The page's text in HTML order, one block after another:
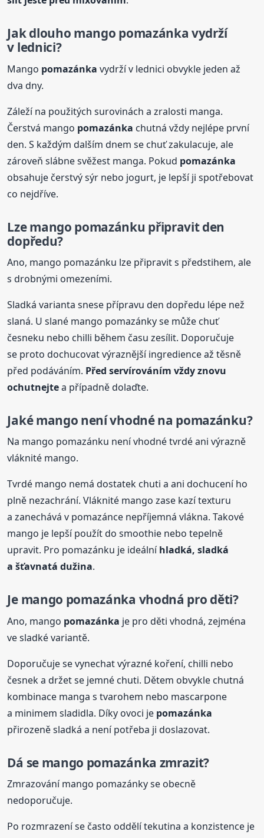
Jak dlouho mango pomazánka vydrží
v lednici?
Mango pomazánka vydrží v lednici obvykle jeden až
dva dny.
Záleží na použitých surovinách a zralosti manga.
Čerstvá mango pomazánka chutná vždy nejlépe první
den. S každým dalším dnem se chuť zakulacuje, ale
zároveň slábne svěžest manga. Pokud pomazánka
obsahuje čerstvý sýr nebo jogurt, je lepší ji spotřebovat
co nejdříve.
Lze mango pomazánku připravit den
dopředu?
Ano, mango pomazánku lze připravit s předstihem, ale
s drobnými omezeními.
Sladká varianta snese přípravu den dopředu lépe než
slaná. U slané mango pomazánky se může chuť
česneku nebo chilli během času zesílit. Doporučuje
se proto dochucovat výraznější ingredience až těsně
před podáváním. Před servírováním vždy znovu
ochutnejtea případně dolaďte.
Jaké mango není vhodné na pomazánku?
Na mango pomazánku není vhodné tvrdé ani výrazně
vláknité mango.
Tvrdé mango nemá dostatek chuti a ani dochucení ho
plně nezachrání. Vláknité mango zase kazí texturu
a zanechává v pomazánce nepříjemná vlákna. Takové
mango je lepší použít do smoothie nebo tepelně
upravit. Pro pomazánku je ideálníhladká, sladká
a šťavnatá dužina.
Je mango pomazánka vhodná pro děti?
Ano, mango pomazánka je pro děti vhodná, zejména
ve sladké variantě.
Doporučuje se vynechat výrazné koření, chilli nebo
česnek a držet se jemné chuti. Dětem obvykle chutná
kombinace manga s tvarohem nebo mascarpone
a minimem sladidla. Díky ovoci je pomazánka
přirozeně sladká a není potřeba ji doslazovat.
Dá se mango pomazánka zmrazit?
Zmrazování mango pomazánky se obecně
nedoporučuje.
Po rozmrazení se často oddělí tekutina a konzistence je